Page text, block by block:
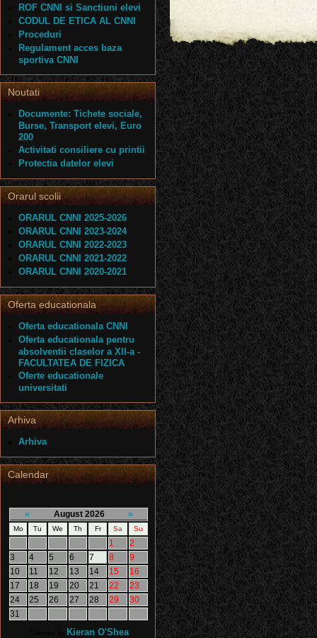
ROF CNNI si Sanctiuni elevi
CODUL DE ETICA AL CNNI
Proceduri
Regulament acces baza
sportiva CNNI
Noutati
Documente: Tichete sociale,
Burse, Transport elevi, Euro
200
Activitati consiliere cu printii
Protectia datelor elevi
Orarul scolii
ORARUL CNNI 2025-2026
ORARUL CNNI 2023-2024
ORARUL CNNI 2022-2023
ORARUL CNNI 2021-2022
ORARUL CNNI 2020-2021
Oferta educationala
Oferta educationala CNNI
Oferta educationala pentru
absolventii claselor a XII-a -
FACULTATEA DE FIZICA
Oferte educationale
universitati
Arhiva
Arhiva
Calendar
« August 2026 »
Mo Tu We Th Fr Sa Su
1
2
3
4 5 6 7 8
9
10
11 12 13 14 15
16
17
18 19 20 21 22
23
24
25 26 27 28 29
30
31
Kieran O'Shea